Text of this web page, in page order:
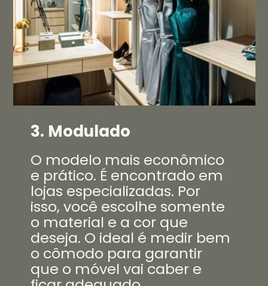
O modelo mais econômico
e prático. É encontrado em
lojas especializadas. Por
isso, você escolhe somente
o material e a cor que
deseja. O ideal é medir bem
o cômodo para garantir
que o móvel vai caber e
3. Modulado